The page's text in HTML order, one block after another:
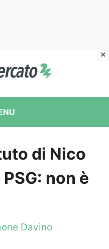
di Nico
non è
Davino